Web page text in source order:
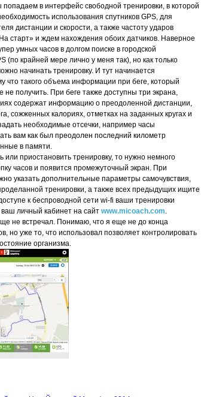
в интерфейс свободной тренировки, в которой
использования спутников GPS, для
дистанции и скорости, а также частоту ударов
старт» и ждем нахождения обоих датчиков. Наверное
умных часов в долгом поиске в городской
(по крайней мере лично у меня так), но как только
начинать тренировку. И тут начинается
что такого объема информации при беге, который
не получить. При беге также доступны три экрана,
содержат информацию о преодоленной дистанции,
сожженных калориях, отметках на заданных кругах и
необходимые отсечки, например часы
вам как был преодолен последний километр
в памяти.
приостановить тренировку, то нужно немного
часов и появится промежуточный экран. При
указать дополнительные параметры самочувствия,
тренировки, а также всех предыдущих ищите
к беспроводной сети wi-fi ваши тренировки
ваш личный кабинет на сайт www.micoach.com.
не встречал. Понимаю, что я еще не до конца
но уже то, что использовал позволяет контролировать
организма.